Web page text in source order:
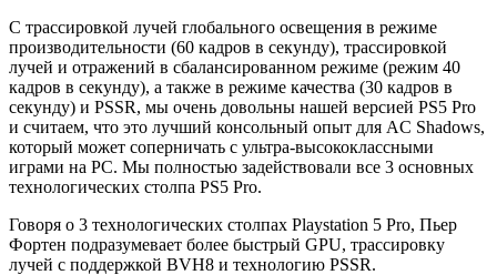
С трассировкой лучей глобального освещения в режиме
производительности (60 кадров в секунду), трассировкой
лучей и отражений в сбалансированном режиме (режим 40
кадров в секунду), а также в режиме качества (30 кадров в
секунду) и PSSR, мы очень довольны нашей версией PS5 Pro
и считаем, что это лучший консольный опыт для AC Shadows,
который может соперничать с ультра-высококлассными
играми на PC. Мы полностью задействовали все 3 основных
технологических столпа PS5 Pro.
Говоря о 3 технологических столпах Playstation 5 Pro, Пьер
Фортен подразумевает более быстрый GPU, трассировку
лучей с поддержкой BVH8 и технологию PSSR.